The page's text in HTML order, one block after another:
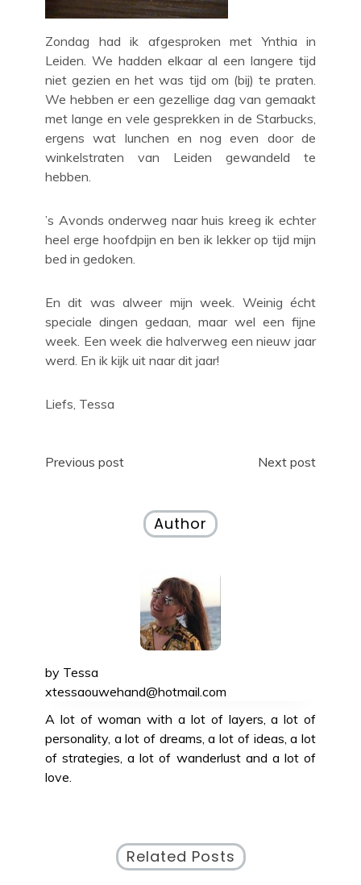
Zondag had ik afgesproken met Ynthia in
Leiden. We hadden elkaar al een langere tijd
niet gezien en het was tijd om (bij) te praten.
We hebben er een gezellige dag van gemaakt
met lange en vele gesprekken in de Starbucks,
ergens wat lunchen en nog even door de
winkelstraten van Leiden gewandeld te
hebben.
’s Avonds onderweg naar huis kreeg ik echter
heel erge hoofdpijn en ben ik lekker op tijd mijn
bed in gedoken.
En dit was alweer mijn week. Weinig écht
speciale dingen gedaan, maar wel een fijne
week. Een week die halverweg een nieuw jaar
werd. En ik kijk uit naar dit jaar!
Liefs, Tessa
Post
Previous post Next post
Author
by Tessa
xtessaouwehand@hotmail.com
A lot of woman with a lot of layers, a lot of
personality, a lot of dreams, a lot of ideas, a lot
of strategies, a lot of wanderlust and a lot of
love.
Related Posts